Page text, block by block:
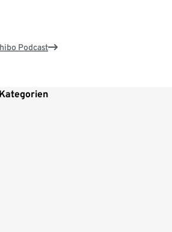
Podcast